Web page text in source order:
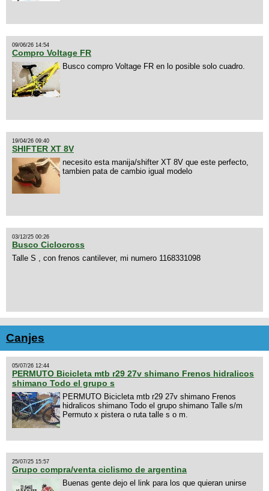
09/06/26 14:54
Compro Voltage FR
Busco compro Voltage FR en lo posible solo cuadro.
19/04/26 09:40
SHIFTER XT 8V
necesito esta manija/shifter XT 8V que este perfecto,
tambien pata de cambio igual modelo
03/12/25 00:26
Busco Ciclocross
Talle S , con frenos cantilever, mi numero 1168331098
Canjes
05/07/26 12:44
PERMUTO Bicicleta mtb r29 27v shimano Frenos hidralicos
shimano Todo el grupo s
PERMUTO Bicicleta mtb r29 27v shimano Frenos
hidralicos shimano Todo el grupo shimano Talle s/m
Permuto x pistera o ruta talle s o m.
25/07/25 15:57
Grupo compra/venta ciclismo de argentina
Buenas gente dejo el link para los que quieran unirse